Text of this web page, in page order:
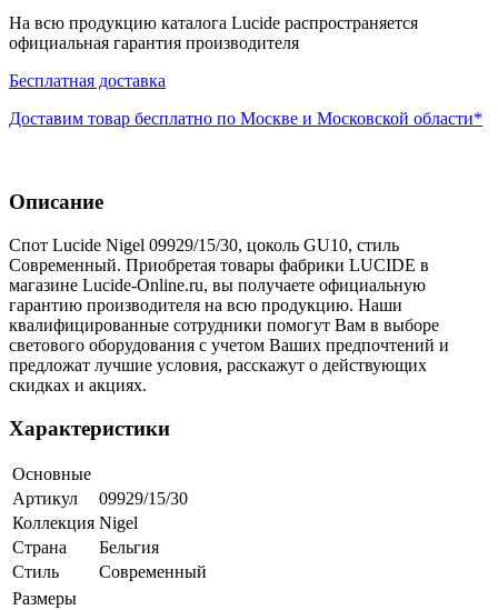
На всю продукцию каталога Lucide распространяется
официальная гарантия производителя
Бесплатная доставка
Доставим товар бесплатно по Москве и Московской области*
Описание
Спот Lucide Nigel 09929/15/30, цоколь GU10, стиль
Современный. Приобретая товары фабрики LUCIDE в
магазине Lucide-Online.ru, вы получаете официальную
гарантию производителя на всю продукцию. Наши
квалифицированные сотрудники помогут Вам в выборе
светового оборудования с учетом Ваших предпочтений и
предложат лучшие условия, расскажут о действующих
скидках и акциях.
Характеристики
Основные
Артикул
09929/15/30
Коллекция Nigel
Страна
Бельгия
Стиль
Современный
Размеры